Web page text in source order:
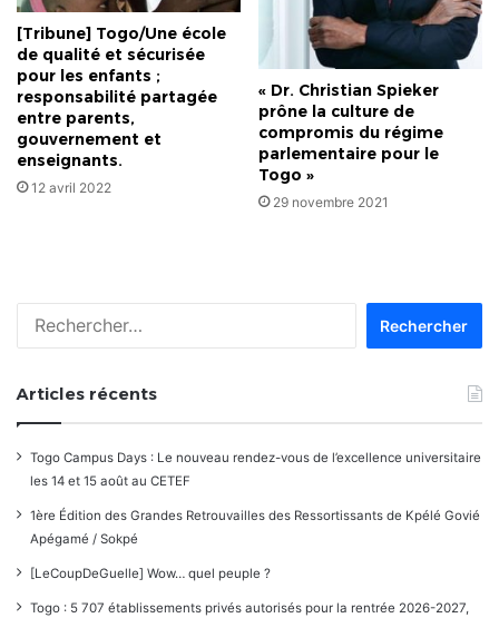
[Tribune] Togo/Une école
de qualité et sécurisée
pour les enfants ;
responsabilité partagée
entre parents,
gouvernement et
enseignants.
12 avril 2022
« Dr. Christian Spieker
prône la culture de
compromis du régime
parlementaire pour le
Togo »
29 novembre 2021
Articles récents
Togo Campus Days : Le nouveau rendez-vous de l’excellence universitaire
les 14 et 15 août au CETEF
1ère Édition des Grandes Retrouvailles des Ressortissants de Kpélé Govié
Apégamé / Sokpé
[LeCoupDeGuelle] Wow… quel peuple ?
Togo : 5 707 établissements privés autorisés pour la rentrée 2026-2027,